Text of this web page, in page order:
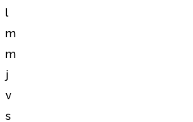
l
m
m
j
v
s